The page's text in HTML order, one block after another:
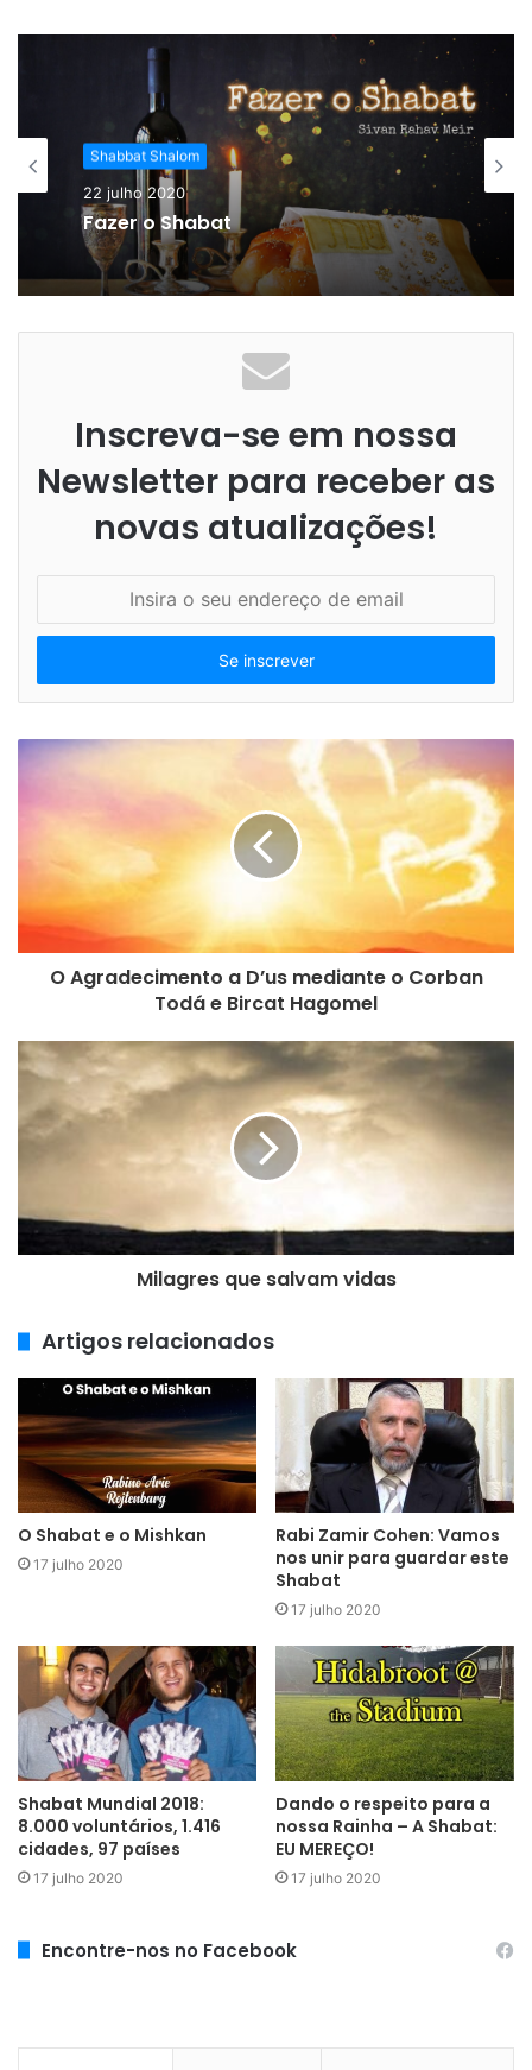
Shabbat Shalom
22 julho 2020
Fazer o Shabat
Inscreva-se em nossa
Newsletter para receber as
novas atualizações!
s
r
o
u
e
e
m
a
O Agradecimento a D’us mediante o Corban
Todá e Bircat Hagomel
Milagres que salvam vidas
Artigos relacionados
O Shabat e o Mishkan
17 julho 2020
Rabi Zamir Cohen: Vamos
nos unir para guardar este
Shabat
17 julho 2020
Shabat Mundial 2018:
8.000 voluntários, 1.416
cidades, 97 países
17 julho 2020
Dando o respeito para a
nossa Rainha – A Shabat:
EU MEREÇO!
17 julho 2020
Encontre-nos no Facebook